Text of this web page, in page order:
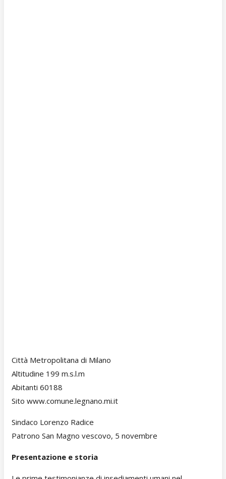
Città Metropolitana di Milano
Altitudine 199 m.s.l.m
Abitanti 60188
Sito www.comune.legnano.mi.it
Sindaco Lorenzo Radice
Patrono San Magno vescovo, 5 novembre
Presentazione e storia